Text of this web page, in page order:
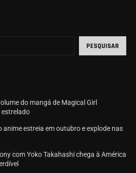
PESQUISAR
do mangá de Magical Girl
estrelado
anime estreia em outubro e explode nas
com Yoko Takahashi chega à América